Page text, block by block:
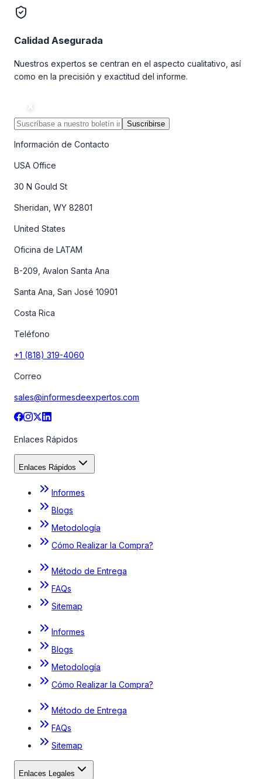
Calidad Asegurada
Nuestros expertos se centran en el aspecto cualitativo, así
como en la precisión y exactitud del informe.
Suscribirse
Información de Contacto
USA Office
30 N Gould St
Sheridan, WY 82801
United States
Oficina de LATAM
B-209, Avalon Santa Ana
Santa Ana, San José 10901
Costa Rica
Teléfono
+1 (818) 319-4060
Correo
sales@informesdeexpertos.com
Enlaces Rápidos
Enlaces Rápidos
Informes
Blogs
Metodología
Cómo Realizar la Compra?
Método de Entrega
FAQs
Sitemap
Informes
Blogs
Metodología
Cómo Realizar la Compra?
Método de Entrega
FAQs
Sitemap
Enlaces Legales